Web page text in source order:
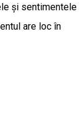
și sentimentele
are loc în